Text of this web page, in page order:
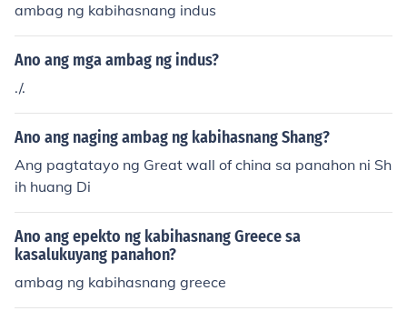
ambag ng kabihasnang indus
Ano ang mga ambag ng indus?
./.
Ano ang naging ambag ng kabihasnang Shang?
Ang pagtatayo ng Great wall of china sa panahon ni Sh
ih huang Di
Ano ang epekto ng kabihasnang Greece sa
kasalukuyang panahon?
ambag ng kabihasnang greece